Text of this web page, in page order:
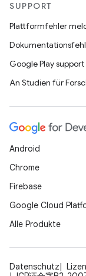
SUPPORT
Plattformfehler
Google Play support
An Studien für
Android
Chrome
Firebase
Google Cloud
Alle Produkte
Datenschutz